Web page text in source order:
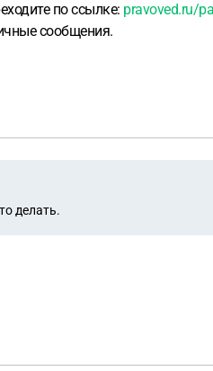
по ссылке: pravoved.ru/
сообщения.
делать.